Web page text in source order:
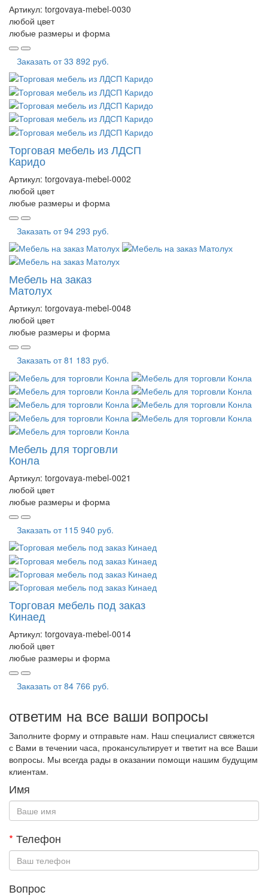
Артикул: torgovaya-mebel-0030
любой цвет
любые размеры и форма
Заказать от33 892 руб.
Торговая мебель из ЛДСП
Каридо
Артикул: torgovaya-mebel-0002
любой цвет
любые размеры и форма
Заказать от94 293 руб.
Мебель на заказ
Матолух
Артикул: torgovaya-mebel-0048
любой цвет
любые размеры и форма
Заказать от81 183 руб.
Мебель для торговли
Конла
Артикул: torgovaya-mebel-0021
любой цвет
любые размеры и форма
Заказать от 115 940 руб.
Торговая мебель под заказ
Кинаед
Артикул: torgovaya-mebel-0014
любой цвет
любые размеры и форма
Заказать от84 766 руб.
ответим на все ваши вопросы
Заполните форму и отправьте нам. Наш специалист свяжется
с Вами в течении часа, прокансультирует и тветит на все Ваши
вопросы. Мы всегда рады в оказании помощи нашим будущим
клиентам.
Имя
* Телефон
Вопрос